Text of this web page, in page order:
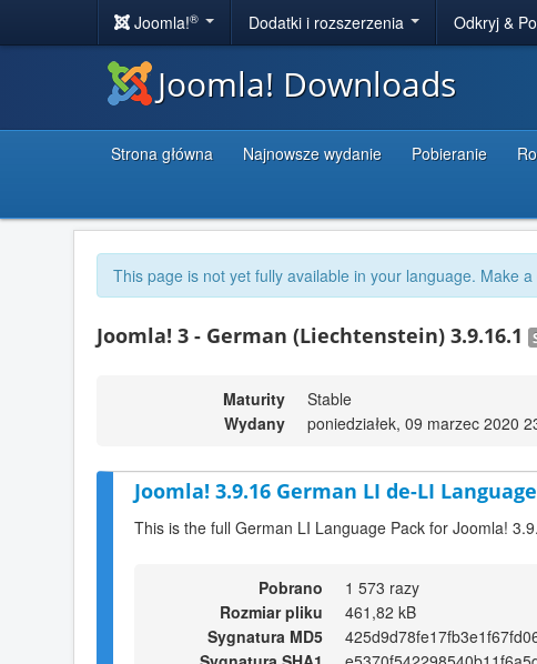
Joomla!® Dodatki i rozszerzenia Odkryj &
Joomla! Downloads
Strona główna Najnowsze wydanie Pobieranie
This page is not yet fully available in your language. Make
Joomla! 3 - German (Liechtenstein) 3.9.16.1
Maturity
Stable
Wydany
poniedziałek, 09 marzec 2020
Joomla! 3.9.16 German LI de-LI
This is the full German LI Language Pack for Joomla!
Pobrano
1 573 razy
Rozmiar pliku
461,82 kB
Sygnatura MD5